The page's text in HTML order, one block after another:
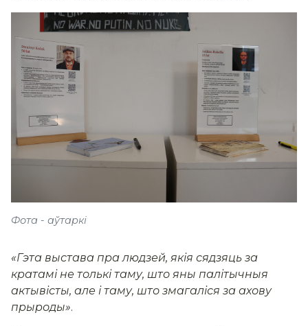
Фота - аўтаркі
«Гэта выстава пра людзей, якія сядзяць за
кратамі не толькі таму, што яны палітычныя
актывісты, але і таму, што змагаліся за ахову
прыроды».